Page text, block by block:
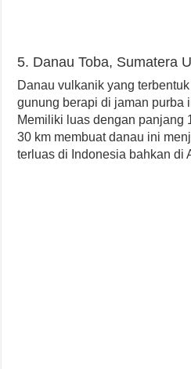
5. Danau Toba, Sumatera
Danau vulkanik yang
gunung berapi di jaman purba
Memiliki luas dengan panjang
30 km membuat danau ini
terluas di Indonesia bahkan di